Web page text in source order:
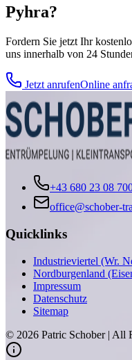
Pyhra?
Fordern Sie jetzt Ihr
uns innerhalb von 24
Jetzt anrufenOnline
+43 680 23 08
office@schober-
Quicklinks
Industrieviertel (Wr.
Nordburgenland
Impressum
Datenschutz
Sitemap
© 2026 Patric Schober | All